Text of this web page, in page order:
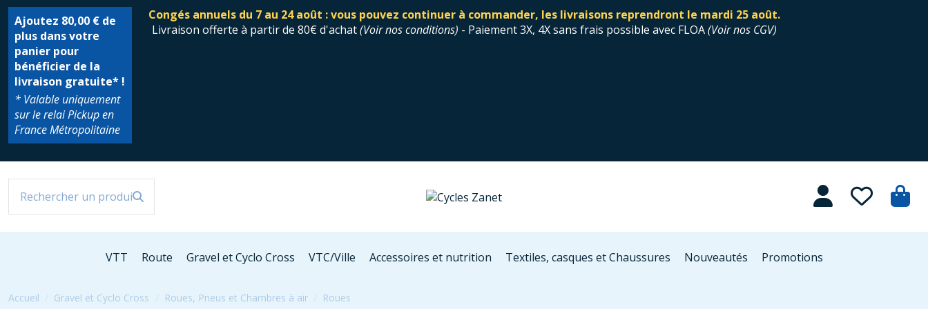
Ajoutez 80,00 € de
plus dans votre
panier pour
bénéficier de la
livraison gratuite* !
* Valable uniquement
sur le relai Pickup en
France Métropolitaine
Congés annuels du 7 au 24 août : vous pouvez continuer à commander, les livraisons reprendront le mardi 25 août.
Livraison offerte à partir de 80€ d'achat(Voir nos conditions) - Paiement 3X, 4X sans frais possible avec FLOA(Voir nos CGV)
VTT Route Gravel et Cyclo Cross VTC/Ville Accessoires et nutrition Textiles, casques et Chaussures Nouveautés Promotions
Accueil Gravel et Cyclo Cross Roues, Pneus et Chambres à air Roues